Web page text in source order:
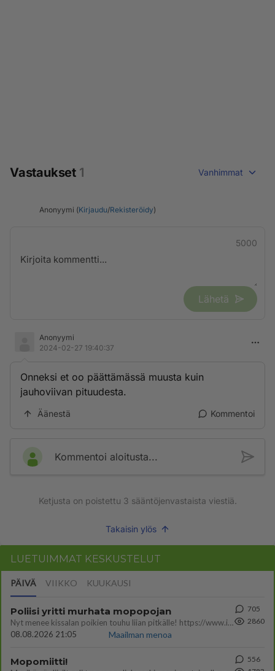
Vastaukset 1 Vanhimmat
Anonyymi (Kirjaudu/Rekisteröidy)
5000
Lähetä
Anonyymi
2024-02-27 19:40:37
Onneksi et oo päättämässä muusta kuin
jauhoviivan pituudesta.
Äänestä Kommentoi
Kommentoi aloitusta...
Ketjusta on poistettu 3 sääntöjenvastaista viestiä.
Takaisin ylös
LUETUIMMAT KESKUSTELUT
PÄIVÄ VIIKKO KUUKAUSI
Poliisi yritti murhata mopopojan
Nyt menee kissalan poikien touhu liian pitkälle! https://www.is.fi/kotimaa/art-2000012193221.html Karu video mopomiiti
08.08.2026 21:05
Maailman menoa
705
2860
Mopomiitti!
556